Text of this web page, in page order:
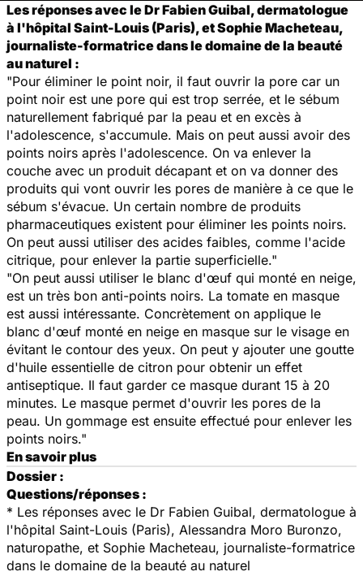
Les réponses avec le Dr Fabien Guibal, dermatologue
à l'hôpital Saint-Louis (Paris), et Sophie Macheteau,
journaliste-formatrice dans le domaine de la beauté
au naturel :
"Pour éliminer le point noir, il faut ouvrir la pore car un
point noir est une pore qui est trop serrée, et le sébum
naturellement fabriqué par la peau et en excès à
l'adolescence, s'accumule. Mais on peut aussi avoir des
points noirs après l'adolescence. On va enlever la
couche avec un produit décapant et on va donner des
produits qui vont ouvrir les pores de manière à ce que le
sébum s'évacue. Un certain nombre de produits
pharmaceutiques existent pour éliminer les points noirs.
On peut aussi utiliser des acides faibles, comme l'acide
citrique, pour enlever la partie superficielle."
"On peut aussi utiliser le blanc d'œuf qui monté en neige,
est un très bon anti-points noirs. La tomate en masque
est aussi intéressante. Concrètement on applique le
blanc d'œuf monté en neige en masque sur le visage en
évitant le contour des yeux. On peut y ajouter une goutte
d'huile essentielle de citron pour obtenir un effet
antiseptique. Il faut garder ce masque durant 15 à 20
minutes. Le masque permet d'ouvrir les pores de la
peau. Un gommage est ensuite effectué pour enlever les
points noirs."
En savoir plus
Dossier :
Questions/réponses :
* Les réponses avec le Dr Fabien Guibal, dermatologue à
l'hôpital Saint-Louis (Paris), Alessandra Moro Buronzo,
naturopathe, et Sophie Macheteau, journaliste-formatrice
dans le domaine de la beauté au naturel